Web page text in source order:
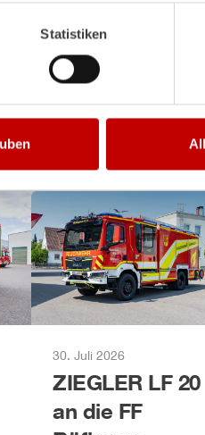
Statistiken
30. Juli 2026
ZIEGLER LF 20
an die FF